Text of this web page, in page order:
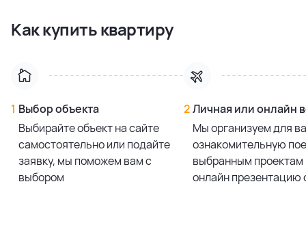
Как купить квартиру
1 Выбор объекта
Выбирайте объект на сайте
самостоятельно или подайте
заявку, мы поможем вам с
выбором
2Личная или онлайн
Мы организуем для
ознакомительную
выбранным проектам
онлайн презентацию